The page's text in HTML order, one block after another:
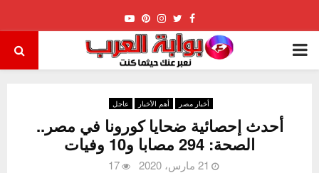
Facebook
Twitter
Instagram
Pinterest
Youtube
PRIMARY
أخبار مصر أهم الأخبار عاجل
أحدث إحصائية ضحايا كورونا في مصر..
الصحة: 294 مصابا و10 وفيات
21 مارس، 2020 17